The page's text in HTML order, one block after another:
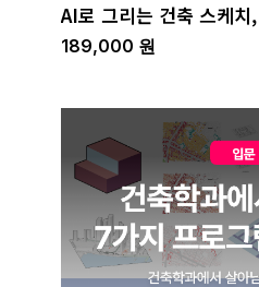
AI로 그리는 건축 스케치
189,000 원